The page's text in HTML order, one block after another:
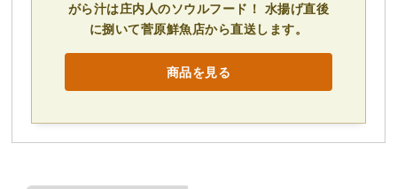
がら汁は庄内人のソウルフード！ 水揚げ直後
に捌いて菅原鮮魚店から直送します。
商品を見る